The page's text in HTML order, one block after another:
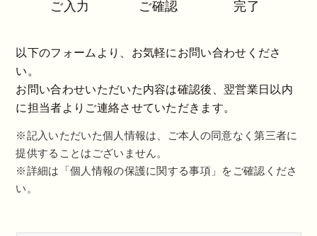
ご入力 ご確認 完了
以下のフォームより、お気軽にお問い合わせくださ
い。
お問い合わせいただいた内容は確認後、翌営業日以内
に担当者よりご連絡させていただきます。
※記入いただいた個人情報は、ご本人の同意なく第三者に
提供することはございません。
※詳細は「個人情報の保護に関する事項」をご確認くださ
い。